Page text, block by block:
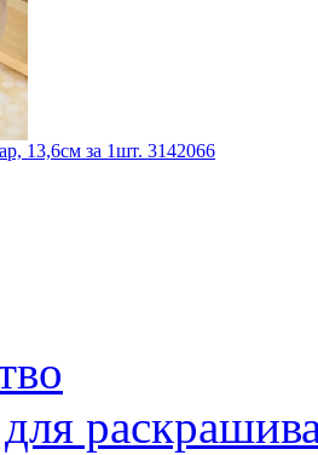
13,6см за 1шт. 3142066